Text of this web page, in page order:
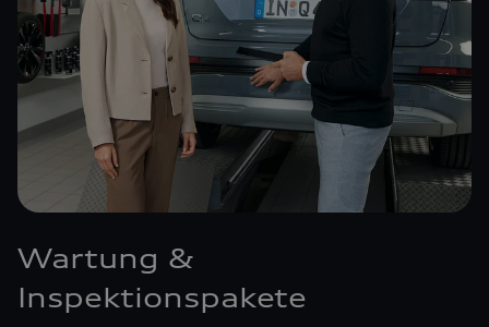
Wartung &
Inspektionspakete